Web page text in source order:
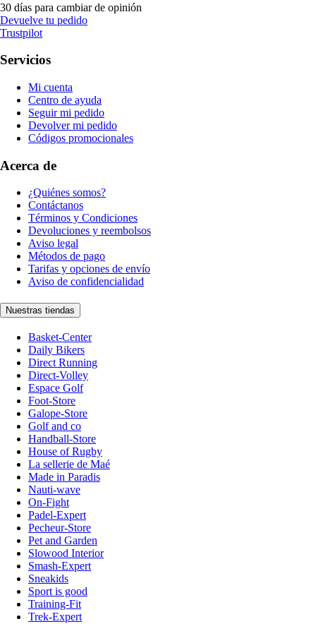
30 días para cambiar de opinión
Devuelve tu pedido
Trustpilot
Servicios
Mi cuenta
Centro de ayuda
Seguir mi pedido
Devolver mi pedido
Códigos promocionales
Acerca de
¿Quiénes somos?
Contáctanos
Términos y Condiciones
Devoluciones y reembolsos
Aviso legal
Métodos de pago
Tarifas y opciones de envío
Aviso de confidencialidad
Nuestras tiendas
Basket-Center
Daily Bikers
Direct Running
Direct-Volley
Espace Golf
Foot-Store
Galope-Store
Golf and co
Handball-Store
House of Rugby
La sellerie de Maé
Made in Paradis
Nauti-wave
On-Fight
Padel-Expert
Pecheur-Store
Pet and Garden
Slowood Interior
Smash-Expert
Sneakids
Sport is good
Training-Fit
Trek-Expert